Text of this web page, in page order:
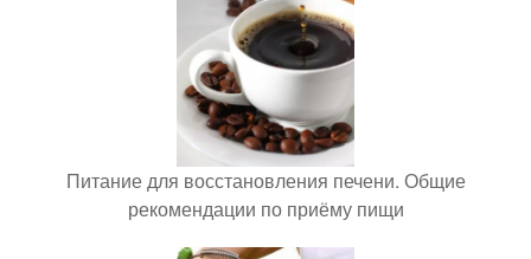
Питание для восстановления печени. Общие
рекомендации по приёму пищи